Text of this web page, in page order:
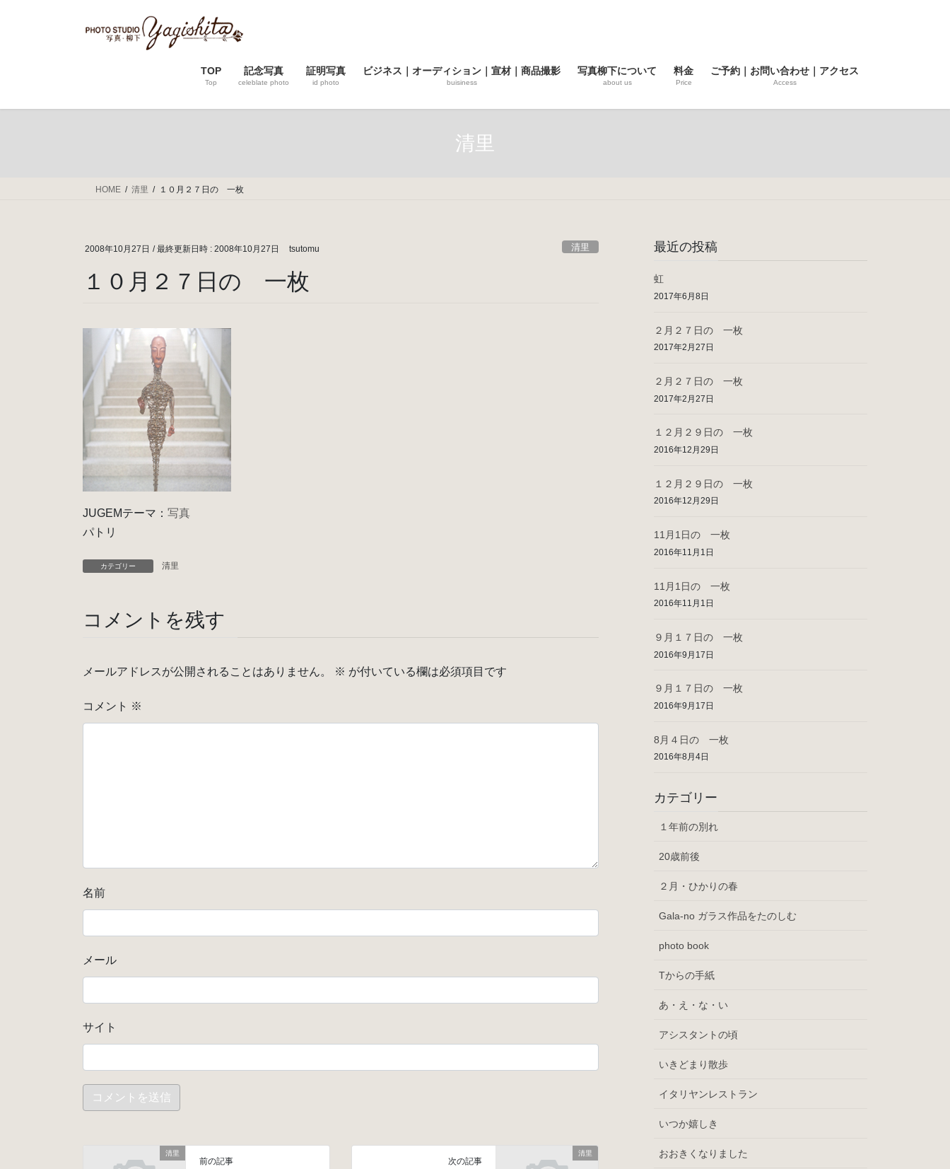
ス
ン
TOP
Top
記念写真
celeblate photo
証明写真
id photo
ビジネス｜オーディション｜宣材｜商品撮影
buisiness
写真柳下について
about us
料金
Price
ご予約｜お問い合わせ｜アクセス
Access
清里
HOME 清里 １０月２７日の 一枚
2008年10月27日 / 最終更新日時 : 2008年10月27日 tsutomu 清里
１０月２７日の 一枚
JUGEMテーマ： 写真
パトリ
カテゴリー 清里
コメントを残す
メールアドレスが公開されることはありません。 ※ が付いている欄は必須項目です
コメント ※
名前
メール
サイト
清里
前の記事
清里
次の記事
最近の投稿
虹
2017年6月8日
２月２７日の 一枚
2017年2月27日
２月２７日の 一枚
2017年2月27日
１２月２９日の 一枚
2016年12月29日
１２月２９日の 一枚
2016年12月29日
11月1日の 一枚
2016年11月1日
11月1日の 一枚
2016年11月1日
９月１７日の 一枚
2016年9月17日
９月１７日の 一枚
2016年9月17日
8月４日の 一枚
2016年8月4日
カテゴリー
１年前の別れ
20歳前後
２月・ひかりの春
Gala-no ガラス作品をたのしむ
photo book
Tからの手紙
あ・え・な・い
アシスタントの頃
いきどまり散歩
イタリヤンレストラン
いつか嬉しき
おおきくなりました